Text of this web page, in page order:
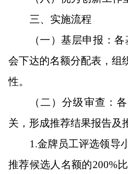
三、实施流程
（一）基层申报：
会下达的名额分配表，组
性。
（二）分级审查：
关，形成推荐结果报告及
1.金牌员工评选领导
推荐候选人名额的200%